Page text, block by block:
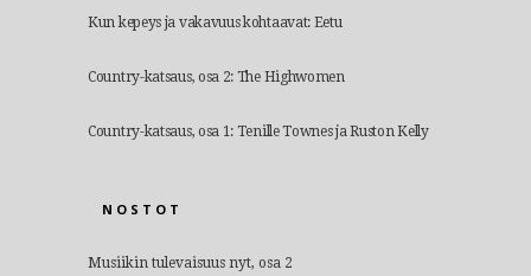
Kun kepeys ja vakavuus kohtaavat: Eetu
Country-katsaus, osa 2: The Highwomen
Country-katsaus, osa 1: Tenille Townes ja Ruston Kelly
NOSTOT
Musiikin tulevaisuus nyt, osa 2